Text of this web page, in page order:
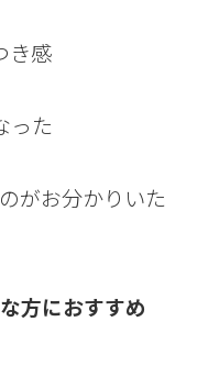
き感
った
がお分かりいた
方におすすめ